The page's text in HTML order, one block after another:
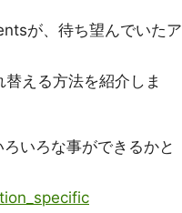
が、待ち望んでいたア
える方法を紹介しま
いろな事ができるかと